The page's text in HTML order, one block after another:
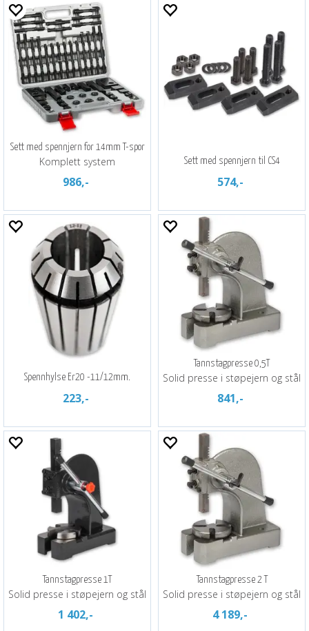
Sett med spennjern for 14mm T-spor
Komplett system
986,-
Sett med spennjern til CS4
574,-
Spennhylse Er20 -11/12mm.
223,-
Tannstagpresse 0,5T
Solid presse i støpejern og stål
841,-
Tannstagpresse 1T
Solid presse i støpejern og stål
1 402,-
Tannstagpresse 2 T
Solid presse i støpejern og stål
4 189,-